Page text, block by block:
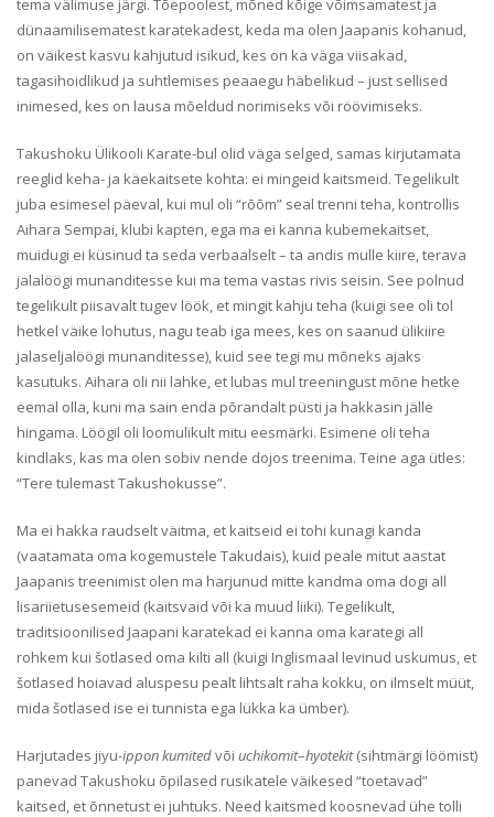
tema välimuse järgi. Tõepoolest, mõned kõige võimsamatest ja
dünaamilisematest karatekadest, keda ma olen Jaapanis kohanud,
on väikest kasvu kahjutud isikud, kes on ka väga viisakad,
tagasihoidlikud ja suhtlemises peaaegu häbelikud – just sellised
inimesed, kes on lausa mõeldud norimiseks või röövimiseks.
Takushoku Ülikooli Karate-bul olid väga selged, samas kirjutamata
reeglid keha- ja käekaitsete kohta: ei mingeid kaitsmeid. Tegelikult
juba esimesel päeval, kui mul oli “rõõm” seal trenni teha, kontrollis
Aihara Sempai, klubi kapten, ega ma ei kanna kubemekaitset,
muidugi ei küsinud ta seda verbaalselt – ta andis mulle kiire, terava
jalalöögi munanditesse kui ma tema vastas rivis seisin. See polnud
tegelikult piisavalt tugev löök, et mingit kahju teha (kuigi see oli tol
hetkel väike lohutus, nagu teab iga mees, kes on saanud ülikiire
jalaseljalöögi munanditesse), kuid see tegi mu mõneks ajaks
kasutuks. Aihara oli nii lahke, et lubas mul treeningust mõne hetke
eemal olla, kuni ma sain enda põrandalt püsti ja hakkasin jälle
hingama. Löögil oli loomulikult mitu eesmärki. Esimene oli teha
kindlaks, kas ma olen sobiv nende dojos treenima. Teine aga ütles:
“Tere tulemast Takushokusse”.
Ma ei hakka raudselt väitma, et kaitseid ei tohi kunagi kanda
(vaatamata oma kogemustele Takudais), kuid peale mitut aastat
Jaapanis treenimist olen ma harjunud mitte kandma oma dogi all
lisariietusesemeid (kaitsvaid või ka muud liiki). Tegelikult,
traditsioonilised Jaapani karatekad ei kanna oma karategi all
rohkem kui šotlased oma kilti all (kuigi Inglismaal levinud uskumus, et
šotlased hoiavad aluspesu pealt lihtsalt raha kokku, on ilmselt müüt,
mida šotlased ise ei tunnista ega lükka ka ümber).
Harjutades jiyu-ipponkumitedvõi uchikomit–hyotekit(sihtmärgi löömist)
panevad Takushoku õpilased rusikatele väikesed “toetavad”
kaitsed, et õnnetust ei juhtuks. Need kaitsmed koosnevad ühe tolli